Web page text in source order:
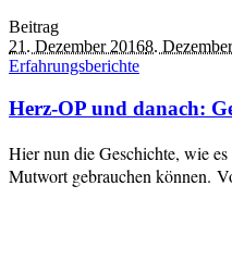
Beitrag
21. Dezember 20168.
Erfahrungsberichte
Herz-OP und danach:
Hier nun die Geschichte, wie
Mutwort gebrauchen können.